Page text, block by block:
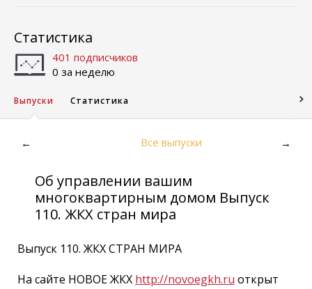
Статистика
401 подписчиков
0 за неделю
Выпуски Статистика
← Все выпуски →
Об управлении вашим
многоквартирным домом Выпуск
110. ЖКХ стран мира
Выпуск 110. ЖКХ СТРАН МИРА
На сайте НОВОЕ ЖКХ http://novoegkh.ru открыт